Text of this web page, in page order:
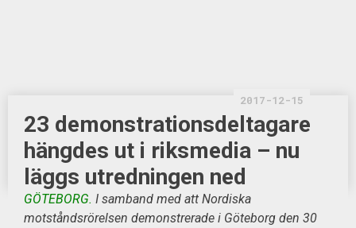
2017-12-15
23 demonstrationsdeltagare
hängdes ut i riksmedia – nu
läggs utredningen ned
GÖTEBORG. I samband med att Nordiska
motståndsrörelsen demonstrerade i Göteborg den 30